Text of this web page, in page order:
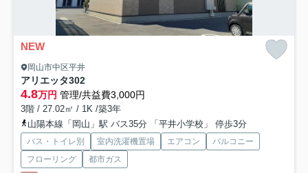
NEW
岡山市中区平井
アリエッタ302
4.8万円 管理/共益費3,000円
3階 / 27.02㎡ / 1K /築3年
山陽本線「岡山」駅 バス35分 「平井小学校」 停歩3分
バス・トイレ別 室内洗濯機置場 エアコン
バルコニー
フローリング
都市ガス